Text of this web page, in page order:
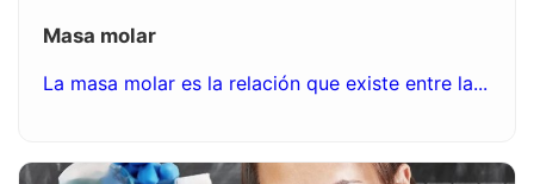
Masa molar
La masa molar es la relación que existe entre la...